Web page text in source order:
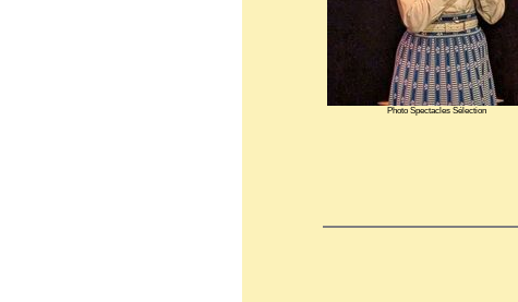
Photo Spectacles Sélection